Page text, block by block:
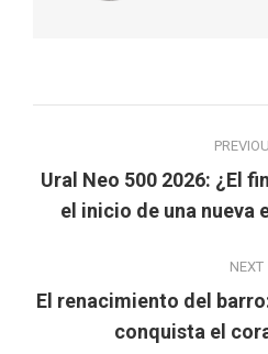
navigation
Ural Neo 500 2026: ¿El
el inicio de una nueva
NEXT
El renacimiento del
conquista el